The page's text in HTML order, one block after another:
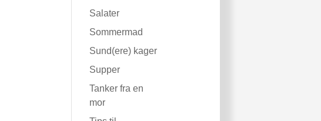
Salater
Sommermad
Sund(ere) kager
Supper
Tanker fra en
mor